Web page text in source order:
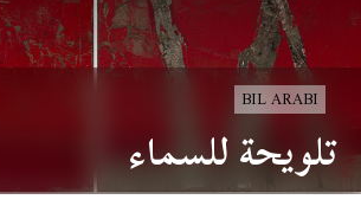
BIL ARABI
تلويحة للسماء